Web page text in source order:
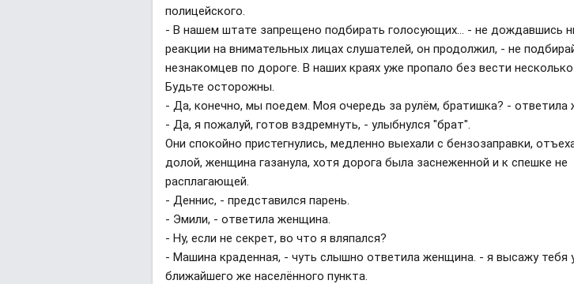
полицейского.
- В нашем штате запрещено подбирать голосующих... - не дождавшись
реакции на внимательных лицах слушателей, он продолжил, - не
незнакомцев по дороге. В наших краях уже пропало без вести
Будьте осторожны.
- Да, конечно, мы поедем. Моя очередь за рулём, братишка? - ответила
- Да, я пожалуй, готов вздремнуть, - улыбнулся "брат".
Они спокойно пристегнулись, медленно выехали с бензозаправки,
долой, женщина газанула, хотя дорога была заснеженной и к спешке не
расплагающей.
- Деннис, - представился парень.
- Эмили, - ответила женщина.
- Ну, если не секрет, во что я вляпался?
- Машина краденная, - чуть слышно ответила женщина. - я высажу тебя
ближайшего же населённого пункта.